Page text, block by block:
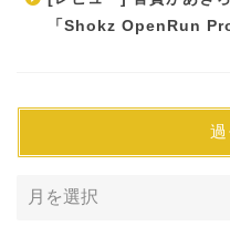
「Shokz OpenRun